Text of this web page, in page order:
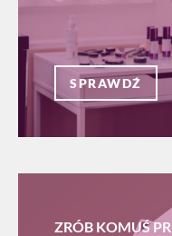
SPRAWDŹ
ZRÓB KOMUŚ